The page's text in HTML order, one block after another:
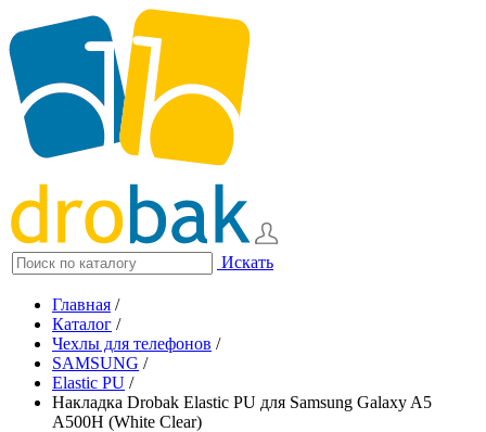
Искать
Главная /
Каталог /
Чехлы для телефонов /
SAMSUNG /
Elastic PU /
Накладка Drobak Elastic PU для Samsung Galaxy A5
A500H (White Clear)